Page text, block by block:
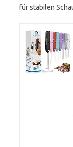
für stabilen